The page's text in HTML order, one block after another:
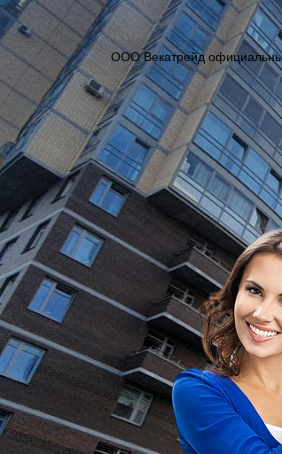
ООО Векатрейд